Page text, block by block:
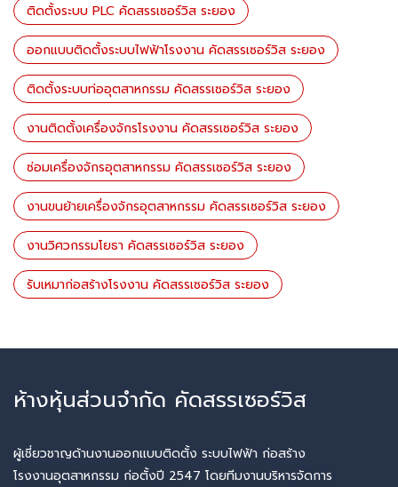
ติดตั้งระบบ PLC คัดสรรเซอร์วิส ระยอง
ออกแบบติดตั้งระบบไฟฟ้าโรงงาน คัดสรรเซอร์วิส ระยอง
ติดตั้งระบบท่ออุตสาหกรรม คัดสรรเซอร์วิส ระยอง
งานติดตั้งเครื่องจักรโรงงาน คัดสรรเซอร์วิส ระยอง
ซ่อมเครื่องจักรอุตสาหกรรม คัดสรรเซอร์วิส ระยอง
งานขนย้ายเครื่องจักรอุตสาหกรรม คัดสรรเซอร์วิส ระยอง
งานวิศวกรรมโยธา คัดสรรเซอร์วิส ระยอง
รับเหมาก่อสร้างโรงงาน คัดสรรเซอร์วิส ระยอง
ห้างหุ้นส่วนจำกัด คัดสรรเซอร์วิส
ผู้เชี่ยวชาญด้านงานออกแบบติดตั้ง ระบบไฟฟ้า ก่อสร้าง
โรงงานอุตสาหกรรม ก่อตั้งปี 2547 โดยทีมงานบริหารจัดการ